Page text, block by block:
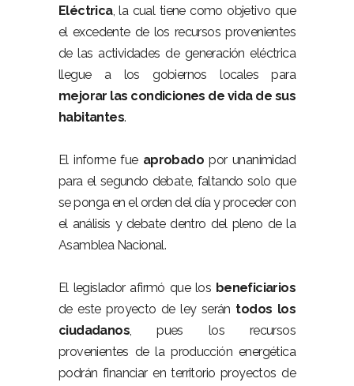
Eléctrica, la cual tiene como objetivo que
el excedente de los recursos provenientes
de las actividades de generación eléctrica
llegue a los gobiernos locales para
mejorar las condiciones de vida de sus
habitantes.
El informe fue aprobado por unanimidad
para el segundo debate, faltando solo que
se ponga en el orden del día y proceder con
el análisis y debate dentro del pleno de la
Asamblea Nacional.
El legislador afirmó que los beneficiarios
de este proyecto de ley serán todos los
ciudadanos, pues los recursos
provenientes de la producción energética
podrán financiar en territorio proyectos de